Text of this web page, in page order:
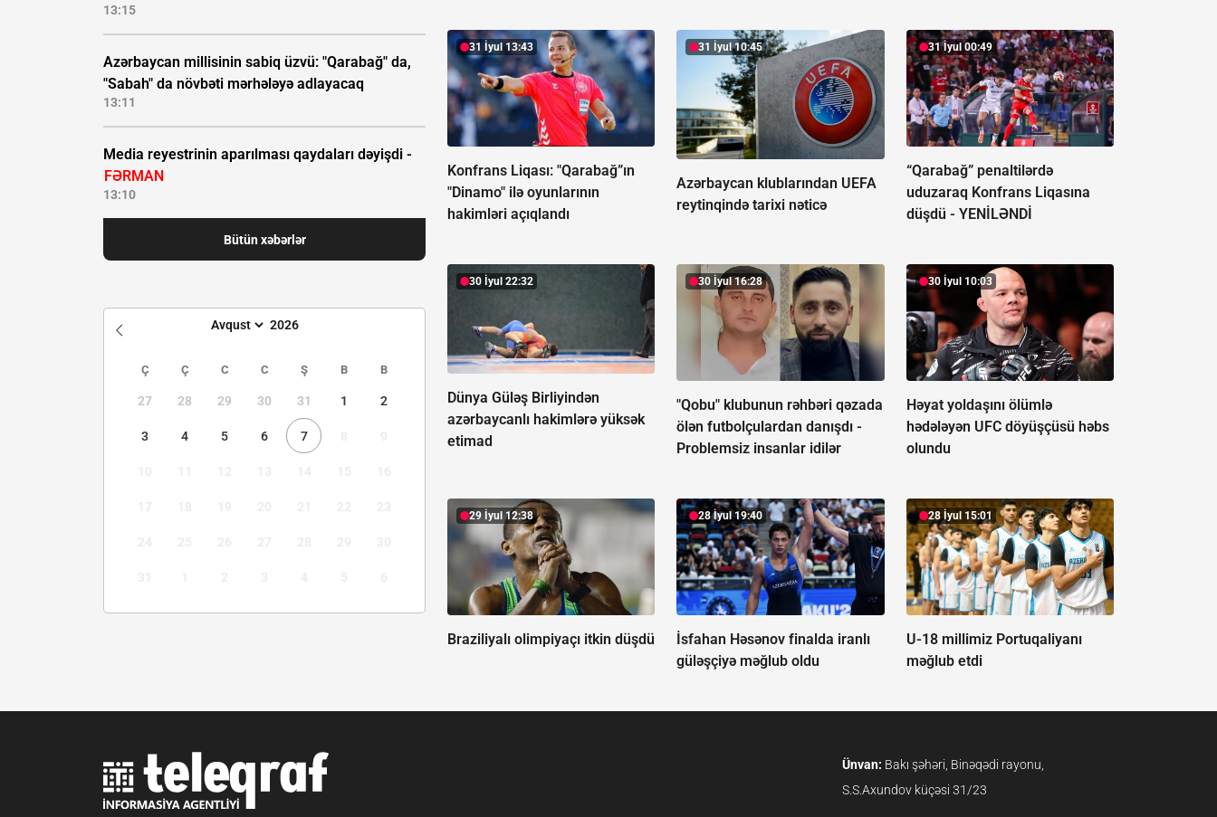
13:15
Azərbaycan millisinin sabiq üzvü: "Qarabağ" da,
"Sabah" da növbəti mərhələyə adlayacaq
13:11
Media reyestrinin aparılması qaydaları dəyişdi -
FƏRMAN
13:10
Bütün xəbərlər
Ç Ç C C Ş B B
27 28 29 30 31 1 2
3 4 5 6 7
31 İyul 13:43
Konfrans Liqası: "Qarabağ”ın
"Dinamo" ilə oyunlarının
hakimləri açıqlandı
31 İyul 10:45
Azərbaycan klublarından UEFA
reytinqində tarixi nəticə
31 İyul 00:49
“Qarabağ” penaltilərdə
uduzaraq Konfrans Liqasına
düşdü - YENİLƏNDİ
30 İyul 22:32
Dünya Güləş Birliyindən
azərbaycanlı hakimlərə yüksək
etimad
30 İyul 16:28
"Qobu" klubunun rəhbəri qəzada
ölən futbolçulardan danışdı -
Problemsiz insanlar idilər
30 İyul 10:03
Həyat yoldaşını ölümlə
hədələyən UFC döyüşçüsü həbs
olundu
29 İyul 12:38
Braziliyalı olimpiyaçı itkin düşdü
28 İyul 19:40
İsfahan Həsənov finalda iranlı
güləşçiyə məğlub oldu
28 İyul 15:01
U-18 millimiz Portuqaliyanı
məğlub etdi
Ünvan: Bakı şəhəri, Binəqədi rayonu,
S.S.Axundov küçəsi 31/23